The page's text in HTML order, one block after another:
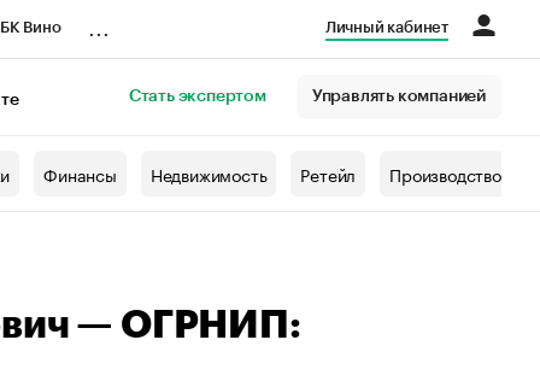
Вино Личный кабинет
Стать экспертом Управлять компанией
Финансы Недвижимость Ретейл Производство
— ОГРНИП: